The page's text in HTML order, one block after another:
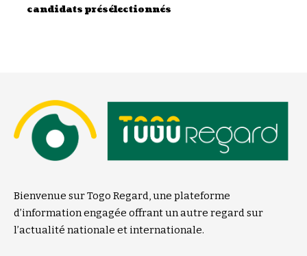
candidats présélectionnés
Bienvenue sur Togo Regard, une plateforme
d’information engagée offrant un autre regard sur
l’actualité nationale et internationale.